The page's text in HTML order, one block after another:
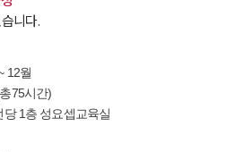
니다.
12월
75시간)
1층 성요셉교육실